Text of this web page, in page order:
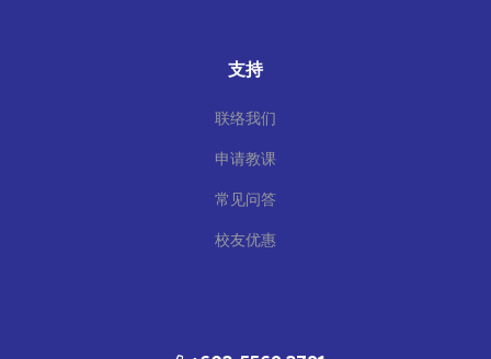
支持
联络我们
申请教课
常见问答
校友优惠